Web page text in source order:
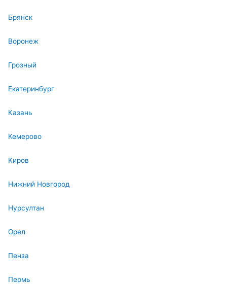
Брянск
Воронеж
Грозный
Екатеринбург
Казань
Кемерово
Киров
Нижний Новгород
Нурсултан
Орел
Пенза
Пермь